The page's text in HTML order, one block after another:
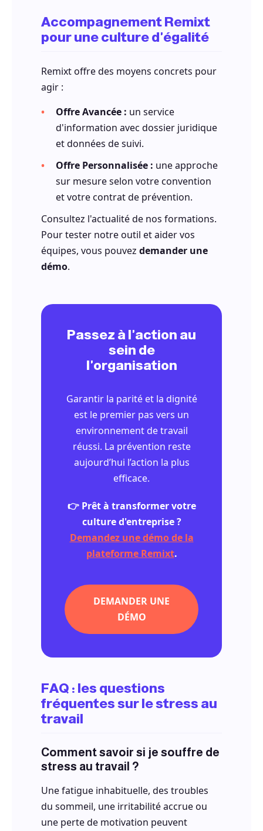
Accompagnement Remixt
pour une culture d'égalité
Remixt offre des moyens concrets pour
agir :
Offre Avancée : un service
d'information avec dossier juridique
et données de suivi.
Offre Personnalisée : une approche
sur mesure selon votre convention
et votre contrat de prévention.
Consultez l'actualité de nos formations.
Pour tester notre outil et aider vos
équipes, vous pouvez demander une
démo.
Passez à l'action au
sein de
l'organisation
Garantir la parité et la dignité
est le premier pas vers un
environnement de travail
réussi. La prévention reste
aujourd’hui l’action la plus
efficace.
👉 Prêt à transformer votre
culture d'entreprise ?
Demandez une démo de la
plateforme Remixt.
DEMANDER UNE
DÉMO
FAQ : les questions
fréquentes sur le stress au
travail
Comment savoir si je souffre de
stress au travail ?
Une fatigue inhabituelle, des troubles
du sommeil, une irritabilité accrue ou
une perte de motivation peuvent